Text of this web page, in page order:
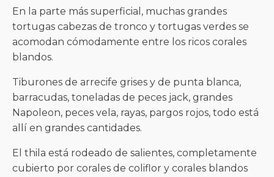
En la parte más superficial, muchas grandes
tortugas cabezas de tronco y tortugas verdes se
acomodan cómodamente entre los ricos corales
blandos.
Tiburones de arrecife grises y de punta blanca,
barracudas, toneladas de peces jack, grandes
Napoleon, peces vela, rayas, pargos rojos, todo está
allí en grandes cantidades.
El thila está rodeado de salientes, completamente
cubierto por corales de coliflor y corales blandos